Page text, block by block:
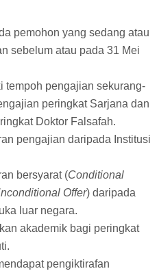
pemohon yang sedang atau
sebelum atau pada 31 Mei
tempoh pengajian sekurang-
peringkat Sarjana dan
Doktor Falsafah.
pengajian daripada Institusi
bersyarat (Conditional
Offer) daripada
luar negara.
akademik bagi peringkat
pengiktirafan